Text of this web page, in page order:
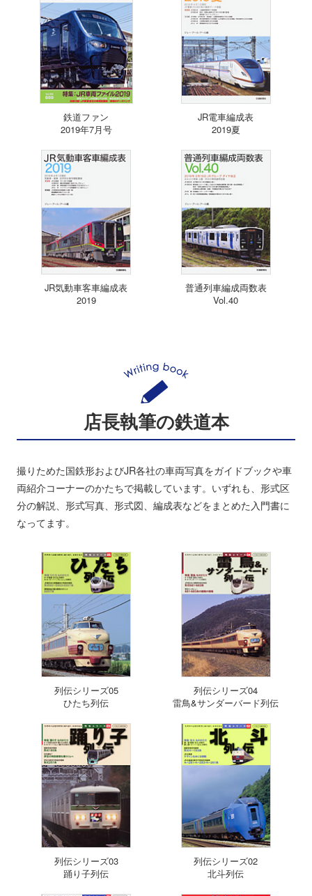
鉄道ファン
2019年7月号
JR電車編成表
2019夏
JR気動車客車編成表
2019
普通列車編成両数表
Vol.40
店長執筆の鉄道本
撮りためた国鉄形およびJR各社の車両写真をガイドブックや車
両紹介コーナーのかたちで掲載しています。いずれも、形式区
分の解説、形式写真、形式図、編成表などをまとめた入門書に
なってます。
列伝シリーズ05
ひたち列伝
列伝シリーズ04
雷鳥&サンダーバード列伝
列伝シリーズ03
踊り子列伝
列伝シリーズ02
北斗列伝